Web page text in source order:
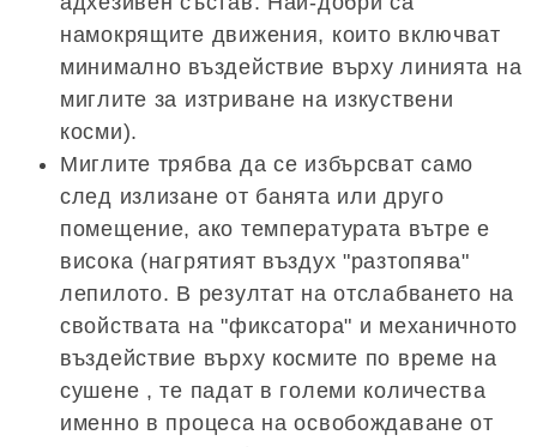
намокрящите движения, които включват
минимално въздействие върху линията на
миглите за изтриване на изкуствени
косми).
Миглите трябва да се избърсват само
след излизане от банята или друго
помещение, ако температурата вътре е
висока (нагрятият въздух "разтопява"
лепилото. В резултат на отслабването на
свойствата на "фиксатора" и механичното
въздействие върху космите по време на
сушене , те падат в големи количества
именно в процеса на освобождаване от